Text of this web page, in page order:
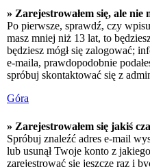
» Zarejestrowałem się, ale nie
Po pierwsze, sprawdź, czy
masz mniej niż 13 lat, to
będziesz mógł się zalogować;
e-maila, prawdopodobnie
spróbuj skontaktować się z
Góra
» Zarejestrowałem się jakiś
Spróbuj znaleźć adres e-mail
lub usunął Twoje konto z
zarejestrować się jeszcze raz i